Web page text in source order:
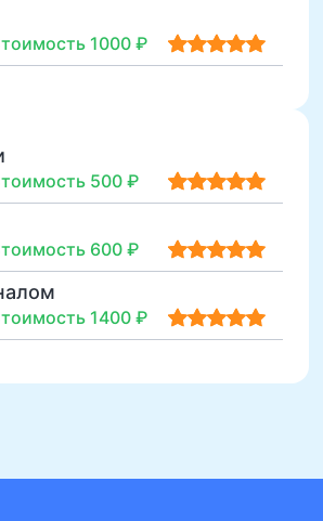
1000 ₽
500 ₽
600 ₽
1400 ₽